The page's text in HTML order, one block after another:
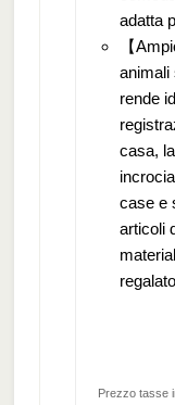
adatta
【
animali
rende
casa,
case e
articoli
Prezzo tasse